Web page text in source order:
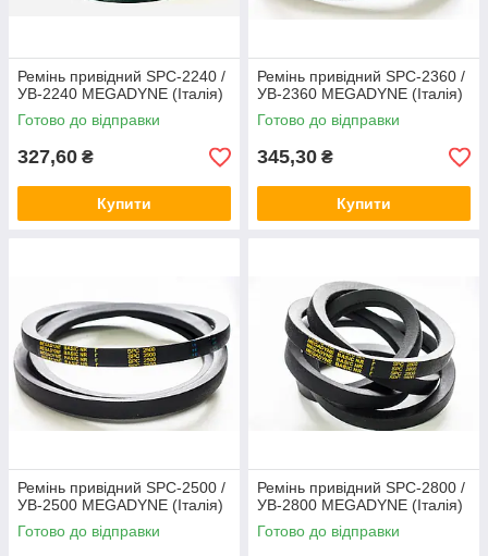
Ремінь привідний SPC-2240 /
УВ-2240 MEGADYNE (Італія)
Готово до відправки
327,60 ₴
Купити
Ремінь привідний SPC-2360 /
УВ-2360 MEGADYNE (Італiя)
Готово до відправки
345,30 ₴
Купити
Ремінь привідний SPC-2500 /
УВ-2500 MEGADYNЕ (Італія)
Готово до відправки
Ремінь привідний SPC-2800 /
УВ-2800 MEGADYNE (Італія)
Готово до відправки